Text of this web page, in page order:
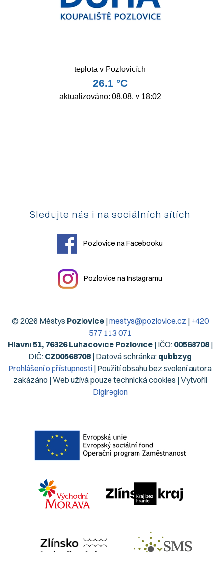
Sledujte nás i na sociálních sítích
Pozlovice na Facebooku
Pozlovice na Instagramu
© 2026 Městys Pozlovice|mestys@pozlovice.cz | +420
577 113 071
Hlavní 51, 76326 Luhačovice Pozlovice| IČO: 00568708|
DIČ: CZ00568708 | Datová schránka: qubbzyg
Prohlášení o přístupnosti | Použití obsahu bez svolení autora
zakázáno | Web užívá pouze technická cookies | Vytvořil
Digiregion